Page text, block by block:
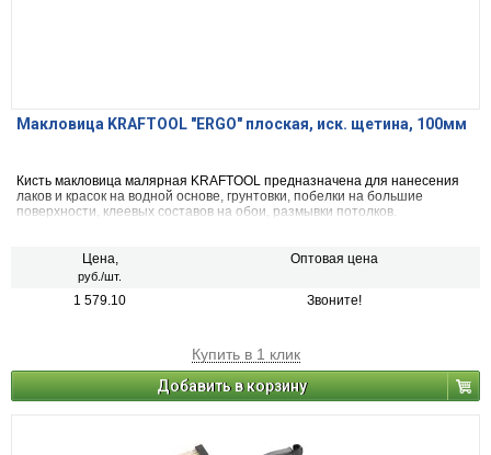
Макловица KRAFTOOL "ERGO" плоская, иск. щетина, 100мм
Кисть макловица малярная KRAFTOOL предназначена для нанесения
лаков и красок на водной основе, грунтовки, побелки на большие
поверхности, клеевых составов на обои, размывки потолков.
Цена,
руб./шт.
Оптовая цена
1 579.10 Звоните!
Купить в 1 клик
Добавить в корзину